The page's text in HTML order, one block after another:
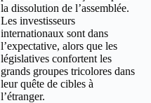
la dissolution de l’assemblée.
Les investisseurs
internationaux sont dans
l’expectative, alors que les
législatives confortent les
grands groupes tricolores dans
leur quête de cibles à
l’étranger.